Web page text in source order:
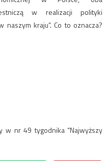
w realizacji polityki
naszym kraju”. Co to oznacza?
w nr 49 tygodnika “Najwyższy